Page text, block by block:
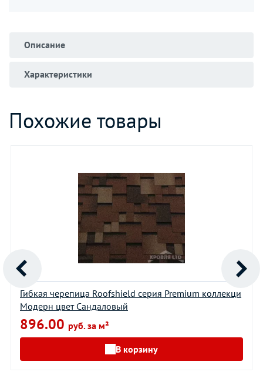
Описание
Характеристики
Похожие товары
Гибкая черепица Roofshield серия Premium коллекци
Модерн цвет Сандаловый
896.00 руб. за м²
В корзину